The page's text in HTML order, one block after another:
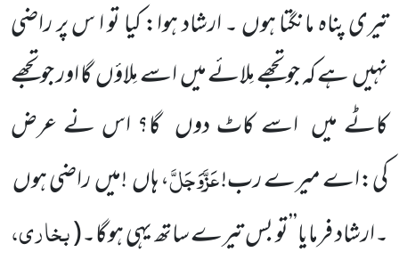
تیری پناہ مانگتا ہوں ۔ ارشاد ہوا: کیا تو ا س پر راضی
نہیںہے کہ جو تجھے مِلائے میںاسے مِلاؤںگا اور جو تجھے
کاٹے میں اسے کاٹ دوں گا؟ اس نے عرض
کی:اے میرے رب!عَزَّوَجَلَّ، ہاں!میںراضی ہوں
۔ارشاد فرمایا’’تو بس تیرے ساتھ یہی ہوگا۔(بخاری،